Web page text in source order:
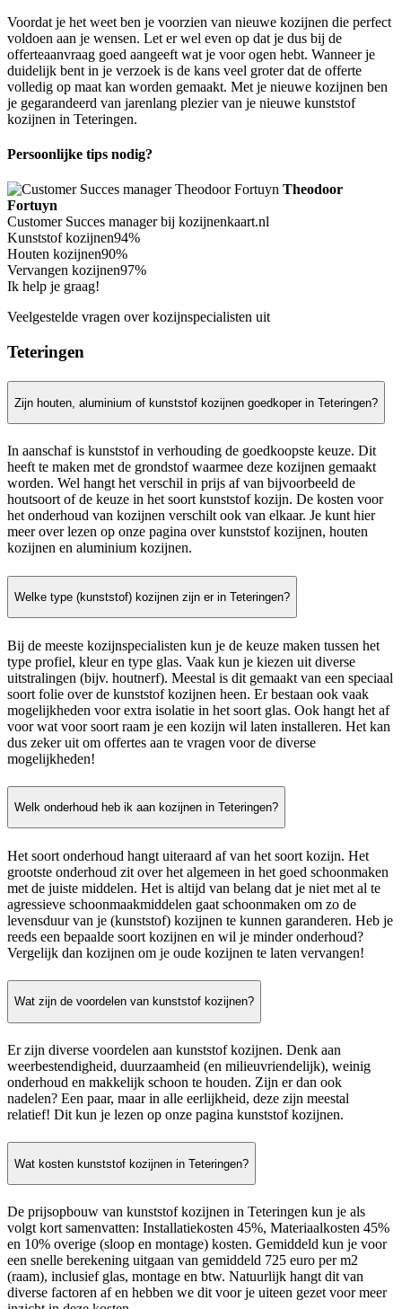
Voordat je het weet ben je voorzien van nieuwe kozijnen die perfect
voldoen aan je wensen. Let er wel even op dat je dus bij de
offerteaanvraag goed aangeeft wat je voor ogen hebt. Wanneer je
duidelijk bent in je verzoek is de kans veel groter dat de offerte
volledig op maat kan worden gemaakt. Met je nieuwe kozijnen ben
je gegarandeerd van jarenlang plezier van je nieuwe kunststof
kozijnen in Teteringen.
Persoonlijke tips nodig?
Theodoor
Fortuyn
Customer Succes manager bij kozijnenkaart.nl
Kunststof kozijnen94%
Houten kozijnen90%
Vervangen kozijnen97%
Ik help je graag!
Veelgestelde vragen over kozijnspecialisten uit
Teteringen
Zijn houten, aluminium of kunststof kozijnen goedkoper in Teteringen?
In aanschaf is kunststof in verhouding de goedkoopste keuze. Dit
heeft te maken met de grondstof waarmee deze kozijnen gemaakt
worden. Wel hangt het verschil in prijs af van bijvoorbeeld de
houtsoort of de keuze in het soort kunststof kozijn. De kosten voor
het onderhoud van kozijnen verschilt ook van elkaar. Je kunt hier
meer over lezen op onze pagina over kunststof kozijnen, houten
kozijnen en aluminium kozijnen.
Welke type (kunststof) kozijnen zijn er in Teteringen?
Bij de meeste kozijnspecialisten kun je de keuze maken tussen het
type profiel, kleur en type glas. Vaak kun je kiezen uit diverse
uitstralingen (bijv. houtnerf). Meestal is dit gemaakt van een speciaal
soort folie over de kunststof kozijnen heen. Er bestaan ook vaak
mogelijkheden voor extra isolatie in het soort glas. Ook hangt het af
voor wat voor soort raam je een kozijn wil laten installeren. Het kan
dus zeker uit om offertes aan te vragen voor de diverse
mogelijkheden!
Welk onderhoud heb ik aan kozijnen in Teteringen?
Het soort onderhoud hangt uiteraard af van het soort kozijn. Het
grootste onderhoud zit over het algemeen in het goed schoonmaken
met de juiste middelen. Het is altijd van belang dat je niet met al te
agressieve schoonmaakmiddelen gaat schoonmaken om zo de
levensduur van je (kunststof) kozijnen te kunnen garanderen. Heb je
reeds een bepaalde soort kozijnen en wil je minder onderhoud?
Vergelijk dan kozijnen om je oude kozijnen te laten vervangen!
Wat zijn de voordelen van kunststof kozijnen?
Er zijn diverse voordelen aan kunststof kozijnen. Denk aan
weerbestendigheid, duurzaamheid (en milieuvriendelijk), weinig
onderhoud en makkelijk schoon te houden. Zijn er dan ook
nadelen? Een paar, maar in alle eerlijkheid, deze zijn meestal
relatief! Dit kun je lezen op onze pagina kunststof kozijnen.
Wat kosten kunststof kozijnen in Teteringen?
De prijsopbouw van kunststof kozijnen in Teteringen kun je als
volgt kort samenvatten: Installatiekosten 45%, Materiaalkosten 45%
en 10% overige (sloop en montage) kosten. Gemiddeld kun je voor
een snelle berekening uitgaan van gemiddeld 725 euro per m2
(raam), inclusief glas, montage en btw. Natuurlijk hangt dit van
diverse factoren af en hebben we dit voor je uiteen gezet voor meer